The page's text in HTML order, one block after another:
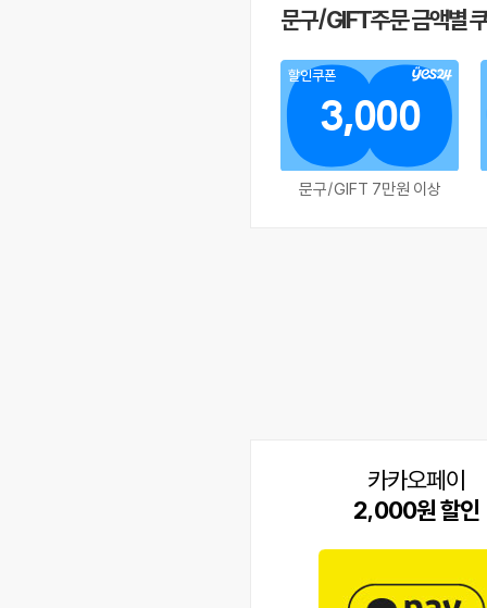
문구/GIFT주문 금액별
할인쿠폰
3,000
문구/GIFT 7만원 이상
카카오페이
2,000원 할인